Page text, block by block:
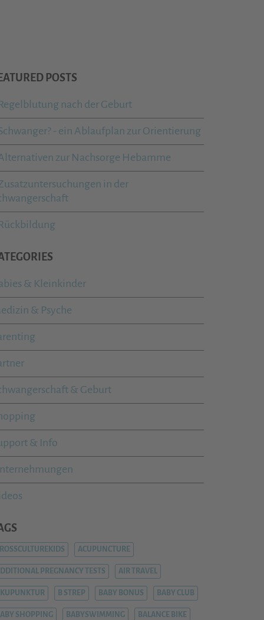
POSTS
nach der Geburt
- ein Ablaufplan zur Orientierung
zur Nachsorge Hebamme
in der
& Kleinkinder
& Psyche
& Geburt
& Info
ACUPUNCTURE
PREGNANCY TESTS AIR TRAVEL
B STREP BABY BONUS BABY CLUB
SHOPPING BABYSWIMMING BALANCE BIKE